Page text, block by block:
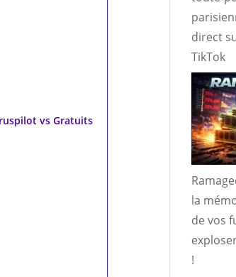
vs Gratuits
direct
TikTok
la
de vos
!